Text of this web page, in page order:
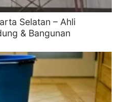
Selatan – Ahli
& Bangunan